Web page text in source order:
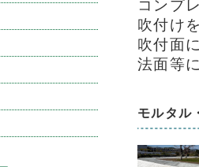
コンプ
吹付け
吹付面
法面等
モルタル